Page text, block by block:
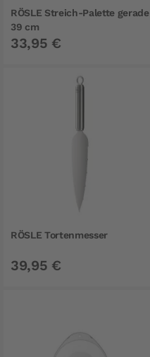
RÖSLE Streich-Palette gerade
39 cm
33,95 €
RÖSLE Tortenmesser
39,95 €